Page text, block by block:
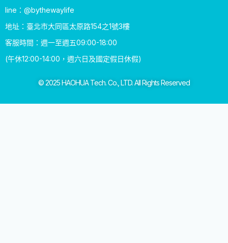
line：@bythewaylife
地址：臺北市大同區太原路154之1號3樓
客服時間：週一至週五09:00-18:00
(午休12:00-14:00，週六日及國定假日休假)
© 2025 HAOHUA Tech. Co., LTD. All Rights Reserved